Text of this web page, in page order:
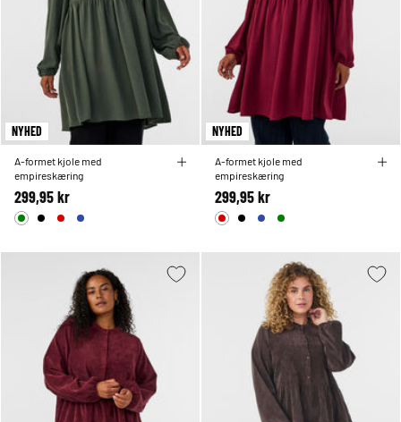
NYHED
A-formet kjole med
empireskæring
299,95 kr
NYHED
A-formet kjole med
empireskæring
299,95 kr